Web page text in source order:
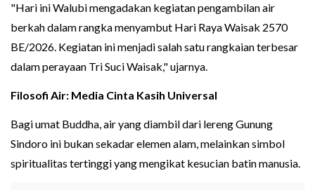
"Hari ini Walubi mengadakan kegiatan pengambilan air
berkah dalam rangka menyambut Hari Raya Waisak 2570
BE/2026. Kegiatan ini menjadi salah satu rangkaian terbesar
dalam perayaan Tri Suci Waisak," ujarnya.
Filosofi Air: Media Cinta Kasih Universal
Bagi umat Buddha, air yang diambil dari lereng Gunung
Sindoro ini bukan sekadar elemen alam, melainkan simbol
spiritualitas tertinggi yang mengikat kesucian batin manusia.